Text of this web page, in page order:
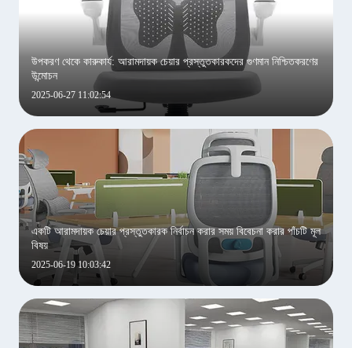
2025-06-27 11:02:54
উপকরণ থেকে কারুকার্য: আরামদায়ক চেয়ার প্রস্তুতকারকদের গুণমান নিশ্চিতকরণের
উন্মোচন
2025-06-19 10:03:42
একটি আরামদায়ক চেয়ার প্রস্তুতকারক নির্বাচন করার সময় বিবেচনা করার পাঁচটি মূল
বিষয়